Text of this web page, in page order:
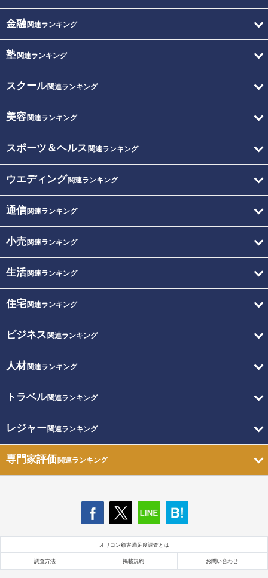
金融関連ランキング
塾関連ランキング
スクール関連ランキング
美容関連ランキング
スポーツ＆ヘルス 関連ランキング
ウエディング関連ランキング
通信関連ランキング
小売関連ランキング
生活関連ランキング
住宅関連ランキング
ビジネス 関連ランキング
人材関連ランキング
トラベル関連ランキング
レジャー関連ランキング
専門家評価関連ランキング
オリコン顧客満足度調査とは
調査方法 掲載規約 お問い合わせ